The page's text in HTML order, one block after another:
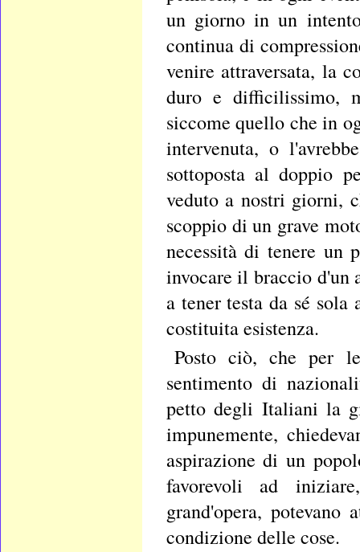
un giorno in un
continua di
venire attraversata, la
duro e difficilissimo,
siccome quello che in
intervenuta, o
sottoposta al doppio
veduto a nostri giorni,
scoppio di un grave
necessità di tenere un
invocare il braccio d'un
a tener testa da sé
costituita esistenza.
Posto ciò, che per
sentimento di
petto degli Italiani la
impunemente,
aspirazione di un
favorevoli ad
grand'opera,
condizione delle cose.